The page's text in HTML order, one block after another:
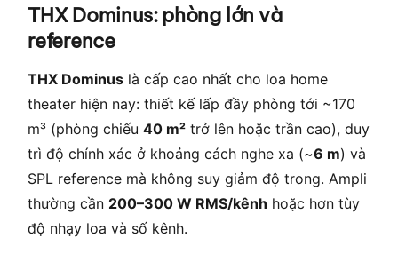
THX Dominus: phòng lớn và
reference
THX Dominus là cấp cao nhất cho loa home
theater hiện nay: thiết kế lấp đầy phòng tới ~170
m³ (phòng chiếu 40 m² trở lên hoặc trần cao), duy
trì độ chính xác ở khoảng cách nghe xa (~6 m) và
SPL reference mà không suy giảm độ trong. Ampli
thường cần 200–300 W RMS/kênh hoặc hơn tùy
độ nhạy loa và số kênh.